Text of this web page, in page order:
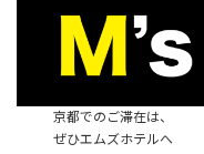
京都でのご滞在は、
ぜひエムズホテルへ